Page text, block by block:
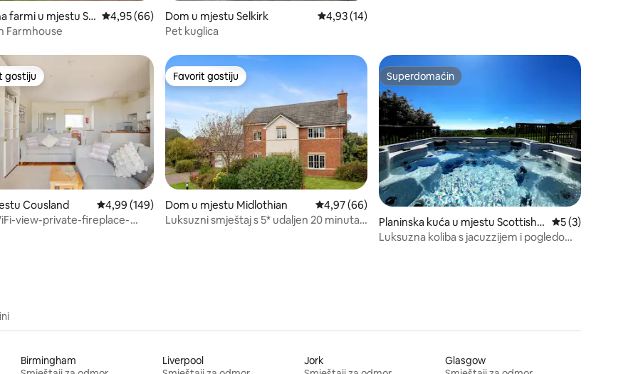
od 5, recenzija: 9
farmi u mjestu So Prosječna ocjena: 4,95 od 5, recenzija: 66
4,95 (66)
Farmhouse
Dom u mjestu Selkirk Prosječna ocjena: 4,93 od 5, recenzija: 14
4,93 (14)
Pet kuglica
5, recenzija: 89
gostiju
gostiju
Cousland Prosječna ocjena: 4,99 od 5, recenzija: 149
4,99 (149)
view-private-fireplace-
Favorit gostiju
Favorit gostiju
Dom u mjestu Midlothian Prosječna ocjena: 4,97 od 5, recenzija: 66
4,97 (66)
Luksuzni smještaj s 5* udaljen 20 minuta
Superdomaćin
Superdomaćin
Planinska kuća u mjestu Scottish B
orders
Prosječna
5 (3)
Luksuzna koliba s jacuzzijem i pogledom
Birmingham
Liverpool
Jork
Glasgow